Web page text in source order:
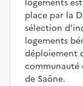
place par la
sélection
logements
déploiement
communauté
de Saône.